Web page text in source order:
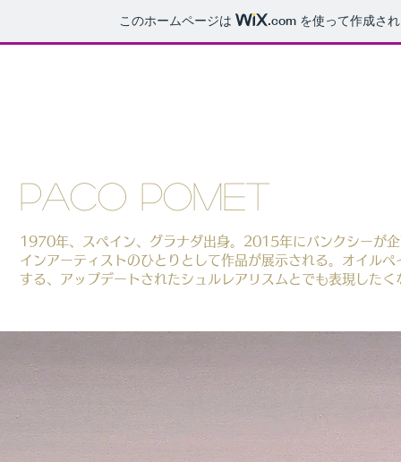
このホームページは .com を使って作成さ
PACO POMET
1970年、スペイン、グラナダ出身。2015年にバンクシーが
インアーティストのひとりとして作品が展示される。オイル
する、アップデートされたシュルレアリスムとでも表現した